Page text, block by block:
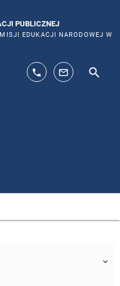
PUBLICZNEJ
EDUKACJI NARODOWEJ W
phone mail_outline search